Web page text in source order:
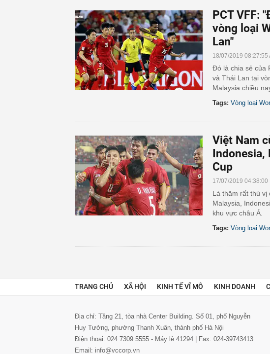
PCT VFF:
vòng loại
Lan"
18/07/2019 08:27:55
Đó là chia sẻ của
và Thái Lan tại
Malaysia chiều
Tags: Vòng loại
Việt Nam
Cup
17/07/2019 04:38:00
Lá thăm rất thú vị
Malaysia,
khu vực châu Á.
Tags: Vòng loại
TRANG CHỦ XÃ HỘI KINH TẾ VĨ MÔ KINH DOANH
Địa chỉ: Tầng 21, tòa nhà Center Building. Số 01, phố Nguyễn
Huy Tưởng, phường Thanh Xuân, thành phố Hà Nội
Điện thoại: 024 7309 5555 - Máy lẻ 41294 | Fax: 024-39743413
Email: info@vccorp.vn